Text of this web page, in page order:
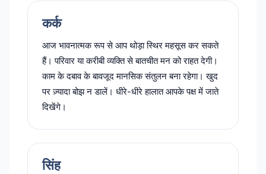
कर्क
आज भावनात्मक रूप से आप थोड़ा स्थिर महसूस कर सकते
हैं। परिवार या करीबी व्यक्ति से बातचीत मन को राहत देगी।
काम के दबाव के बावजूद मानसिक संतुलन बना रहेगा। खुद
पर ज़्यादा बोझ न डालें। धीरे-धीरे हालात आपके पक्ष में जाते
दिखेंगे।
सिंह